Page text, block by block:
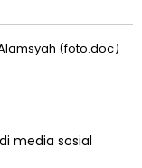
media sosial